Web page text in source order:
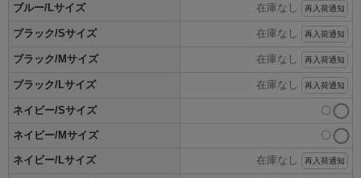
ブルー/Lサイズ 在庫なし 再入荷通知
ブラック/Sサイズ 在庫なし 再入荷通知
ブラック/Mサイズ 在庫なし 再入荷通知
ブラック/Lサイズ 在庫なし 再入荷通知
ネイビー/Sサイズ 〇
ネイビー/Mサイズ 〇
ネイビー/Lサイズ 在庫なし 再入荷通知